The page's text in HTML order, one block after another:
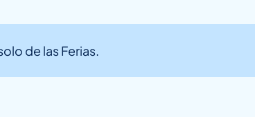
de las Ferias.